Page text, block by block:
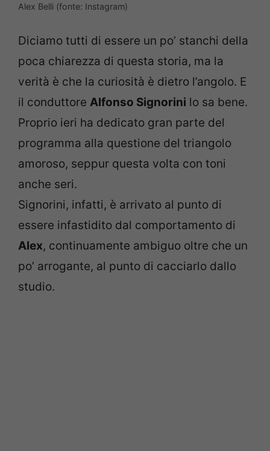
Alex Belli (fonte: Instagram)
Diciamo tutti di essere un po’ stanchi della
poca chiarezza di questa storia, ma la
verità è che la curiosità è dietro l’angolo. E
il conduttore Alfonso Signorini lo sa bene.
Proprio ieri ha dedicato gran parte del
programma alla questione del triangolo
amoroso, seppur questa volta con toni
anche seri.
Signorini, infatti, è arrivato al punto di
essere infastidito dal comportamento di
Alex, continuamente ambiguo oltre che un
po’ arrogante, al punto di cacciarlo dallo
studio.